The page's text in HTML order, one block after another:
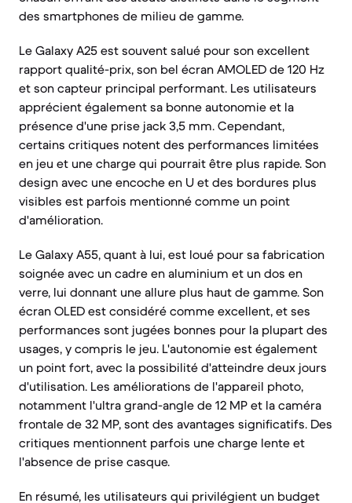
des smartphones de milieu de gamme.
Le Galaxy A25 est souvent salué pour son excellent
rapport qualité-prix, son bel écran AMOLED de 120 Hz
et son capteur principal performant. Les utilisateurs
apprécient également sa bonne autonomie et la
présence d'une prise jack 3,5 mm. Cependant,
certains critiques notent des performances limitées
en jeu et une charge qui pourrait être plus rapide. Son
design avec une encoche en U et des bordures plus
visibles est parfois mentionné comme un point
d'amélioration.
Le Galaxy A55, quant à lui, est loué pour sa fabrication
soignée avec un cadre en aluminium et un dos en
verre, lui donnant une allure plus haut de gamme. Son
écran OLED est considéré comme excellent, et ses
performances sont jugées bonnes pour la plupart des
usages, y compris le jeu. L'autonomie est également
un point fort, avec la possibilité d'atteindre deux jours
d'utilisation. Les améliorations de l'appareil photo,
notamment l'ultra grand-angle de 12 MP et la caméra
frontale de 32 MP, sont des avantages significatifs. Des
critiques mentionnent parfois une charge lente et
l'absence de prise casque.
En résumé, les utilisateurs qui privilégient un budget